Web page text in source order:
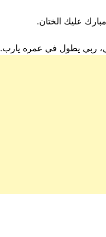
عليك الختان.
ربي يطول في عمره يارب.